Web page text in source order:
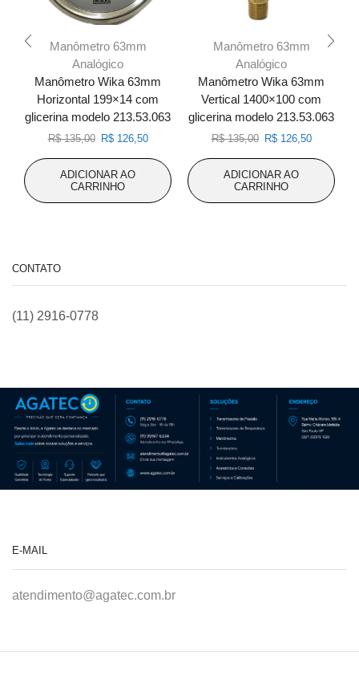
Manômetro 63mm
Analógico
Manômetro Wika 63mm
Horizontal 199×14 com
glicerina modelo 213.53.063
R$135,00 O
original
era:
R$126,50O
atual
R$ 126,50.
ADICIONAR AO
CARRINHO
Manômetro 63mm
Analógico
Manômetro Wika 63mm
Vertical 1400×100 com
glicerina modelo 213.53.063
R$135,00 O
original
era:
R$126,50O
atual
R$
ADICIONAR AO
CARRINHO
CONTATO
(11) 2916-0778
E-MAIL
atendimento@agatec.com.br